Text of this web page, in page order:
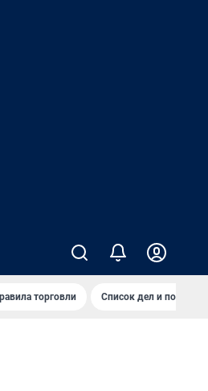
торговли Список дел и покупок